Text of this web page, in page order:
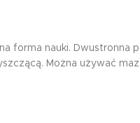
złforma nauki. Dwustronna
Można używać